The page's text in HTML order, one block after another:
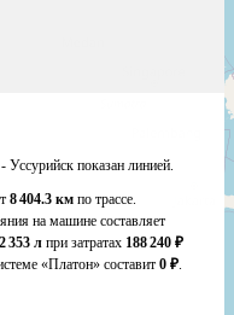
Уссурийск показан линией.
8 404.3 км по трассе.
на машине составляет
2 353 л при затратах 188 240 ₽
«Платон» составит 0 ₽.